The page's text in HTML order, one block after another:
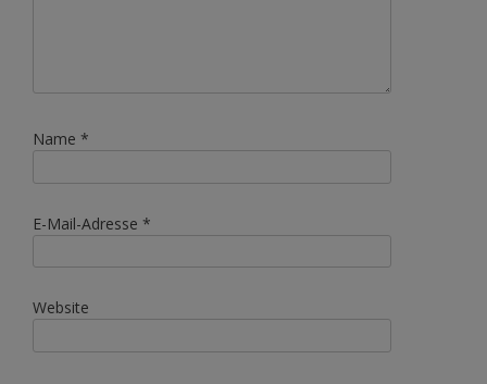
Name *
E-Mail-Adresse *
Website